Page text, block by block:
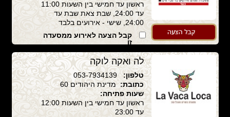
ראשון עד חמישי בין השעות 11:00
עד 24:00, שבת צאת שבת עד
24:00, שישי - אירועים בלבד
קבל הצעה לאירוע ממסעדה
זו
לה ואקה לוקה
טלפון:053-7934139
כתובת: מדינת היהודים 60
שעות פתיחה:
ראשון עד חמישי בין השעות 12:00
עד 23:00